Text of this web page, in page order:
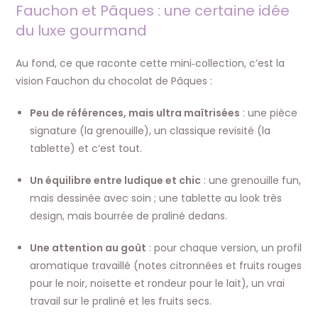
Fauchon et Pâques : une certaine idée
du luxe gourmand
Au fond, ce que raconte cette mini‑collection, c’est la
vision Fauchon du chocolat de Pâques :
Peu de références, mais ultra maîtrisées : une pièce
signature (la grenouille), un classique revisité (la
tablette) et c’est tout.
Un équilibre entre ludique et chic : une grenouille fun,
mais dessinée avec soin ; une tablette au look très
design, mais bourrée de praliné dedans.
Une attention au goût : pour chaque version, un profil
aromatique travaillé (notes citronnées et fruits rouges
pour le noir, noisette et rondeur pour le lait), un vrai
travail sur le praliné et les fruits secs.